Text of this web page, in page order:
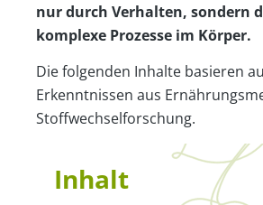
nur durch Verhalten, sondern
komplexe Prozesse im Körper.
Die folgenden Inhalte basieren
Erkenntnissen aus
Stoffwechselforschung.
Inhalt